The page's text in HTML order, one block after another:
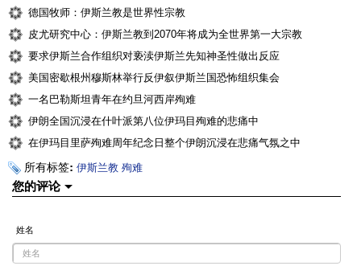
德国牧师：伊斯兰教是世界性宗教
皮尤研究中心：伊斯兰教到2070年将成为全世界第一大宗教
要求伊斯兰合作组织对亵渎伊斯兰先知神圣性做出反应
美国密歇根州穆斯林举行反伊叙伊斯兰国恐怖组织集会
一名巴勒斯坦青年在约旦河西岸殉难
伊朗全国沉浸在什叶派第八位伊玛目殉难的悲痛中
在伊玛目里萨殉难周年纪念日整个伊朗沉浸在悲痛气氛之中
所有标签: 伊斯兰教 殉难
您的评论
姓名